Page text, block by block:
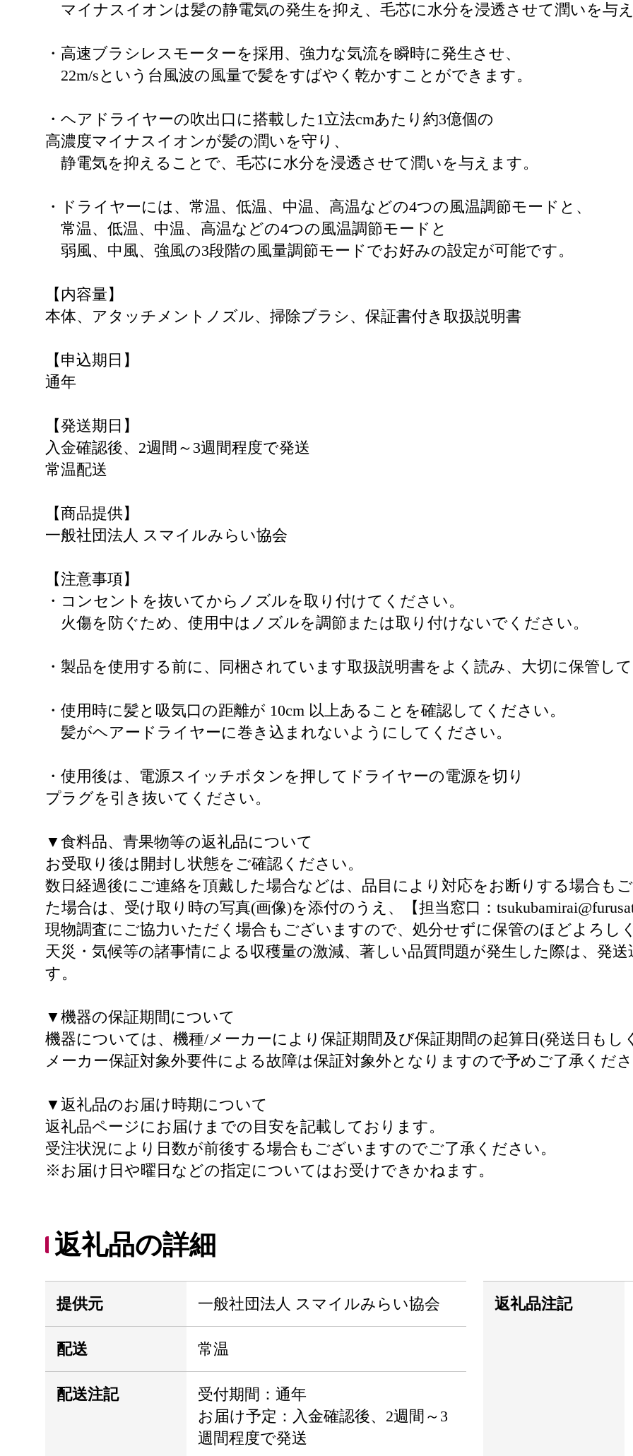
マイナスイオンは髪の静電気の発生を抑え、毛芯に水分を浸透させて潤いを与
・高速ブラシレスモーターを採用、強力な気流を瞬時に発生させ、
22m/sという台風波の風量で髪をすばやく乾かすことができます。
・ヘアドライヤーの吹出口に搭載した1立法cmあたり約3億個の
高濃度マイナスイオンが髪の潤いを守り、
静電気を抑えることで、毛芯に水分を浸透させて潤いを与えます。
・ドライヤーには、常温、低温、中温、高温などの4つの風温調節モードと、
常温、低温、中温、高温などの4つの風温調節モードと
弱風、中風、強風の3段階の風量調節モードでお好みの設定が可能です。
【内容量】
本体、アタッチメントノズル、掃除ブラシ、保証書付き取扱説明書
【申込期日】
通年
【発送期日】
入金確認後、2週間～3週間程度で発送
常温配送
【商品提供】
一般社団法人 スマイルみらい協会
【注意事項】
・コンセントを抜いてからノズルを取り付けてください。
火傷を防ぐため、使用中はノズルを調節または取り付けないでください。
・製品を使用する前に、同梱されています取扱説明書をよく読み、大切に保管し
・使用時に髪と吸気口の距離が 10cm 以上あることを確認してください。
髪がヘアードライヤーに巻き込まれないようにしてください。
・使用後は、電源スイッチボタンを押してドライヤーの電源を切り
プラグを引き抜いてください。
▼食料品、青果物等の返礼品について
お受取り後は開封し状態をご確認ください。
数日経過後にご連絡を頂戴した場合などは、品目により対応をお断りする場合も
た場合は、受け取り時の写真(画像)を添付のうえ、【担当窓口：
現物調査にご協力いただく場合もございますので、処分せずに保管のほどよろし
天災・気候等の諸事情による収穫量の激減、著しい品質問題が発生した際は、発
す。
▼機器の保証期間について
機器については、機種/メーカーにより保証期間及び保証期間の起算日(発送日もし
メーカー保証対象外要件による故障は保証対象外となりますので予めご了承くだ
▼返礼品のお届け時期について
返礼品ページにお届けまでの目安を記載しております。
受注状況により日数が前後する場合もございますのでご了承ください。
※お届け日や曜日などの指定についてはお受けできかねます。
返礼品の詳細
提供元 一般社団法人 スマイルみらい協会
配送 常温
配送注記
受付期間：通年
お届け予定：入金確認後、2週間～3
週間程度で発送
返礼品注記